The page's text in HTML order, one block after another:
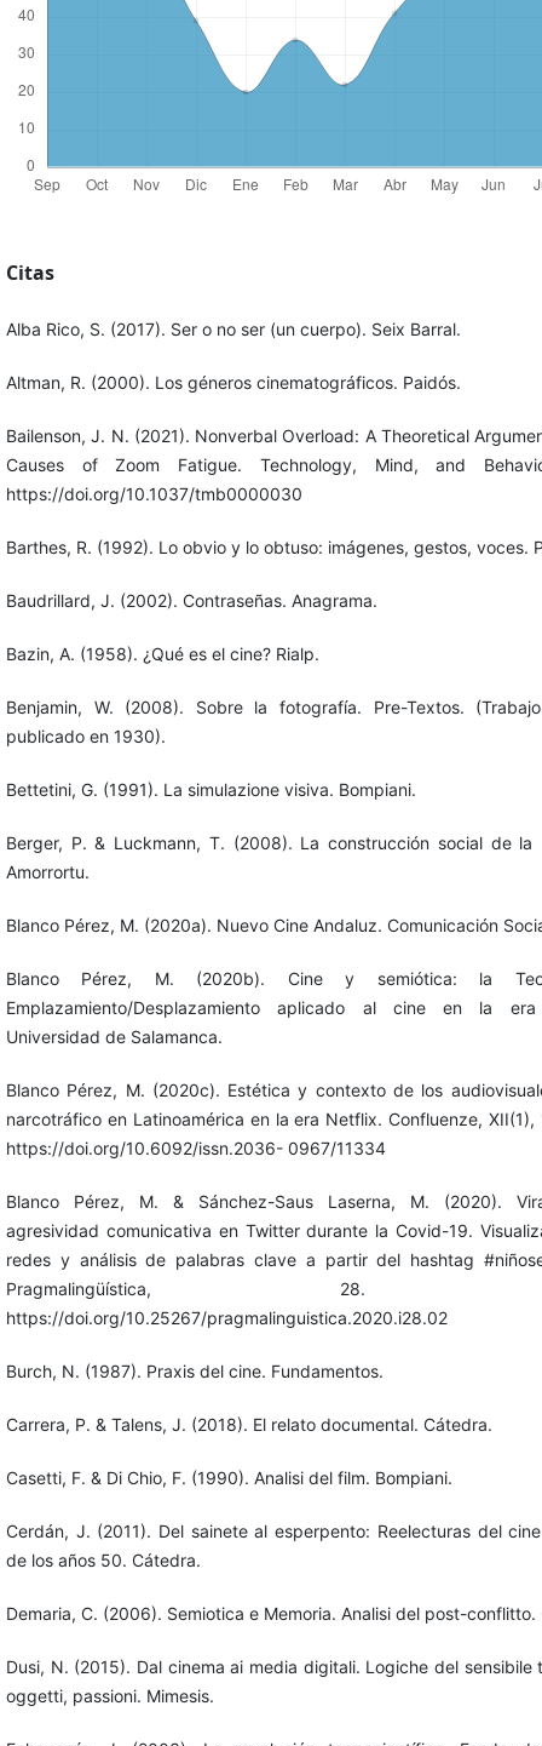
Citas
Alba Rico, S. (2017). Ser o no ser (un cuerpo). Seix Barral.
Altman, R. (2000). Los géneros cinematográficos. Paidós.
Bailenson, J. N. (2021). Nonverbal Overload: A Theoretical
Causes of Zoom Fatigue. Technology, Mind, and
https://doi.org/10.1037/tmb0000030
Barthes, R. (1992). Lo obvio y lo obtuso: imágenes, gestos, voces.
Baudrillard, J. (2002). Contraseñas. Anagrama.
Bazin, A. (1958). ¿Qué es el cine? Rialp.
Benjamin, W. (2008). Sobre la fotografía. Pre-Textos.
publicado en 1930).
Bettetini, G. (1991). La simulazione visiva. Bompiani.
Berger, P. & Luckmann, T. (2008). La construcción social de la
Amorrortu.
Blanco Pérez, M. (2020a). Nuevo Cine Andaluz. Comunicación
Blanco Pérez, M. (2020b). Cine y semiótica: la
Emplazamiento/Desplazamiento aplicado al cine en la
Universidad de Salamanca.
Blanco Pérez, M. (2020c). Estética y contexto de los
narcotráfico en Latinoamérica en la era Netflix. Confluenze, XII(1),
https://doi.org/10.6092/issn.2036- 0967/11334
Blanco Pérez, M. & Sánchez-Saus Laserna, M. (2020).
agresividad comunicativa en Twitter durante la Covid-19.
redes y análisis de palabras clave a partir del hashtag
Pragmalingüística, 28.
https://doi.org/10.25267/pragmalinguistica.2020.i28.02
Burch, N. (1987). Praxis del cine. Fundamentos.
Carrera, P. & Talens, J. (2018). El relato documental. Cátedra.
Casetti, F. & Di Chio, F. (1990). Analisi del film. Bompiani.
Cerdán, J. (2011). Del sainete al esperpento: Reelecturas del
de los años 50. Cátedra.
Demaria, C. (2006). Semiotica e Memoria. Analisi del post-conflitto.
Dusi, N. (2015). Dal cinema ai media digitali. Logiche del sensibile
oggetti, passioni. Mimesis.